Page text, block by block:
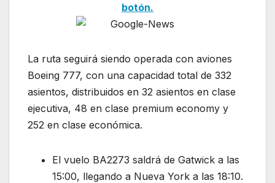
botón.
La ruta seguirá siendo operada con aviones
Boeing 777, con una capacidad total de 332
asientos, distribuidos en 32 asientos en clase
ejecutiva, 48 en clase premium economy y
252 en clase económica.
El vuelo BA2273 saldrá de Gatwick a las
15:00, llegando a Nueva York a las 18:10.